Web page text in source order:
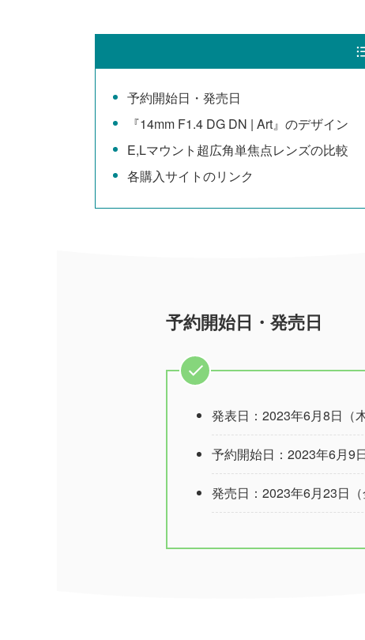
予約開始日・発売日
『14mm F1.4 DG DN | Art』のデザイン
E,Lマウント超広角単焦点レンズの比較
各購入サイトのリンク
予約開始日・発売日
発表日：2023年6月8日（木
予約開始日：2023年6月9
発売日：2023年6月23日（